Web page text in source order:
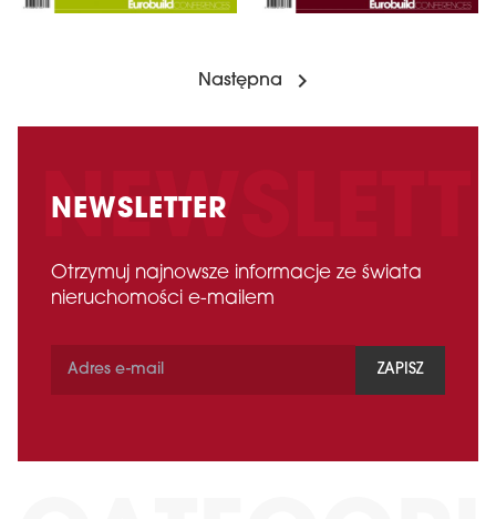
Następna
NEWSLETTER
Otrzymuj najnowsze informacje ze świata
nieruchomości e-mailem
ZAPISZ